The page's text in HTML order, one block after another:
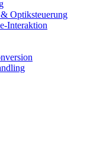
Optiksteuerung
Interaktion